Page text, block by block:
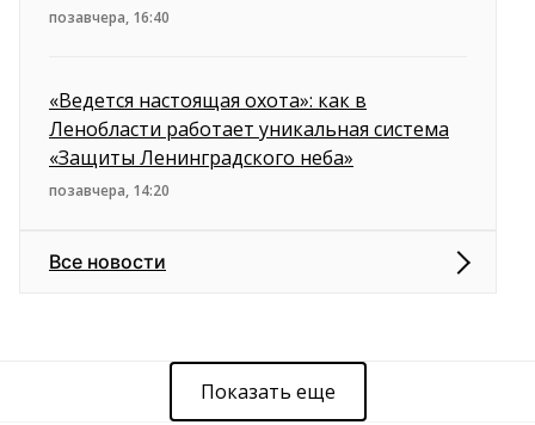
позавчера, 16:40
«Ведется настоящая охота»: как в
Ленобласти работает уникальная система
«Защиты Ленинградского неба»
позавчера, 14:20
Все новости
Показать еще